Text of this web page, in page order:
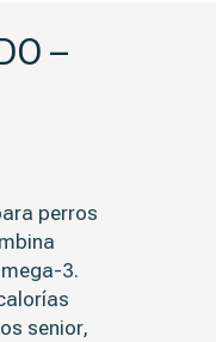
–
perros
3.
senior,